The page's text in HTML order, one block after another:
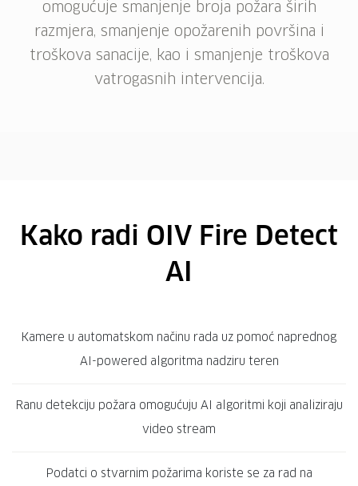
omogućuje smanjenje broja požara širih
razmjera, smanjenje opožarenih površina i
troškova sanacije, kao i smanjenje troškova
vatrogasnih intervencija.
Kako radi OIV Fire Detect
AI
Kamere u automatskom načinu rada uz pomoć naprednog
AI-powered algoritma nadziru teren
Ranu detekciju požara omogućuju AI algoritmi koji analiziraju
video stream
Podatci o stvarnim požarima koriste se za rad na